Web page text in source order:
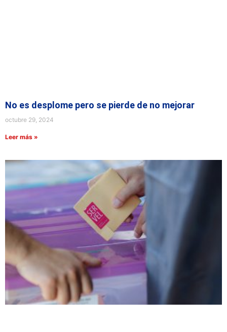
No es desplome pero se pierde de no mejorar
octubre 29, 2024
Leer más »